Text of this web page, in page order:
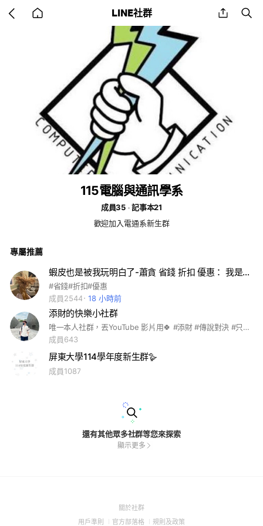
back LINE社群 share
115電腦與通訊學系
成員35
記事本21
歡迎加入電通系新生群
專屬推薦
蝦皮也是被我玩明白了-蕭貪 省錢 折扣 優惠： 我是被通膨逼的
#省錢#折扣#優惠
成員2544
18 小時前
添財的快樂小社群
唯一本人社群，丟YouTube 影片用🍀 #添財 #傳說對決 #只會玩刀鋒
成員643
屏東大學114學年度新生群🪿
成員1087
還有其他眾多社群等您來探索
顯示更多
關於社群(Open
用戶準則 (Open
官方部落格 (Open
規則及政策(Open